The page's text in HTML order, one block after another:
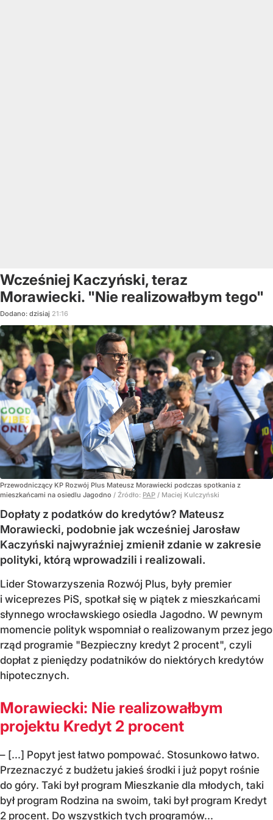
Wcześniej Kaczyński, teraz
Morawiecki. "Nie realizowałbym tego"
Dodano: dzisiaj 21:16
Przewodniczący KP Rozwój Plus Mateusz Morawiecki podczas spotkania z
mieszkańcami na osiedlu Jagodno / Źródło: PAP / Maciej Kulczyński
Dopłaty z podatków do kredytów? Mateusz
Morawiecki, podobnie jak wcześniej Jarosław
Kaczyński najwyraźniej zmienił zdanie w zakresie
polityki, którą wprowadzili i realizowali.
Lider Stowarzyszenia Rozwój Plus, były premier
i wiceprezes PiS, spotkał się w piątek z mieszkańcami
słynnego wrocławskiego osiedla Jagodno. W pewnym
momencie polityk wspomniał o realizowanym przez jego
rząd programie "Bezpieczny kredyt 2 procent", czyli
dopłat z pieniędzy podatników do niektórych kredytów
hipotecznych.
Morawiecki: Nie realizowałbym
projektu Kredyt 2 procent
– [...] Popyt jest łatwo pompować. Stosunkowo łatwo.
Przeznaczyć z budżetu jakieś środki i już popyt rośnie
do góry. Taki był program Mieszkanie dla młodych, taki
był program Rodzina na swoim, taki był program Kredyt
2 procent. Do wszystkich tych programów...